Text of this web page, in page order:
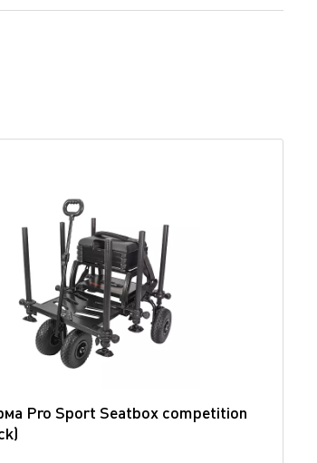
Pro Sport Seatbox competition